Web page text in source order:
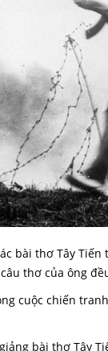
bài thơ Tây
thơ của ông
cuộc chiến
bài thơ Tây